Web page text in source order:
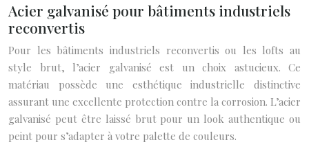
Acier galvanisé pour bâtiments industriels
reconvertis
Pour les bâtiments industriels reconvertis ou les lofts au
style brut, l’acier galvanisé est un choix astucieux. Ce
matériau possède une esthétique industrielle distinctive
assurant une excellente protection contre la corrosion. L’acier
galvanisé peut être laissé brut pour un look authentique ou
peint pour s’adapter à votre palette de couleurs.